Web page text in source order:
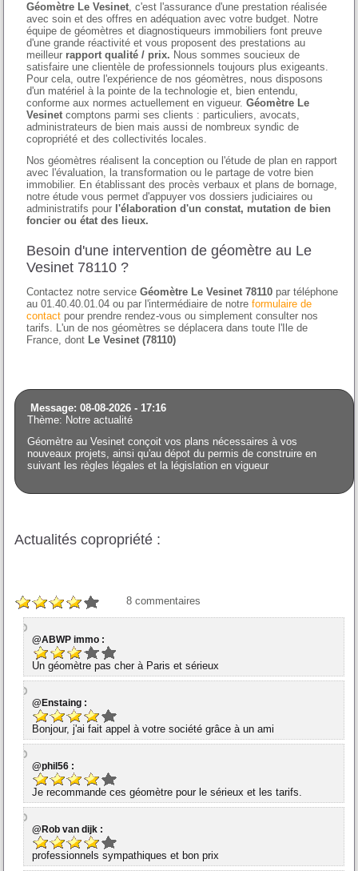
Géomètre Le Vesinet, c'est l'assurance d'une prestation réalisée
avec soin et des offres en adéquation avec votre budget. Notre
équipe de géomètres et diagnostiqueurs immobiliers font preuve
d'une grande réactivité et vous proposent des prestations au
meilleur rapport qualité / prix. Nous sommes soucieux de
satisfaire une clientèle de professionnels toujours plus exigeants.
Pour cela, outre l'expérience de nos géomètres, nous disposons
d'un matériel à la pointe de la technologie et, bien entendu,
conforme aux normes actuellement en vigueur.Géomètre Le
Vesinet comptons parmi ses clients : particuliers, avocats,
administrateurs de bien mais aussi de nombreux syndic de
copropriété et des collectivités locales.
Nos géomètres réalisent la conception ou l'étude de plan en rapport
avec l'évaluation, la transformation ou le partage de votre bien
immobilier. En établissant des procès verbaux et plans de bornage,
notre étude vous permet d'appuyer vos dossiers judiciaires ou
administratifs pour l'élaboration d'un constat, mutation de bien
foncier ou état des lieux.
Besoin d'une intervention de géomètre au Le
Vesinet 78110 ?
Contactez notre serviceGéomètre Le Vesinet 78110 par téléphone
au 01.40.40.01.04 ou par l'intermédiaire de notreformulaire de
contact pour prendre rendez-vous ou simplement consulter nos
tarifs. L'un de nos géomètres se déplacera dans toute l'Ile de
France, dont Le Vesinet (78110)
Message: 08-08-2026 - 17:16
Thème: Notre actualité
Géomètre au Vesinet conçoit vos plans nécessaires à vos
nouveaux projets, ainsi qu'au dépot du permis de construire en
suivant les règles légales et la législation en vigueur
Actualités copropriété :
8 commentaires
@ABWP immo :
Un géomètre pas cher à Paris et sérieux
@Enstaing :
Bonjour, j'ai fait appel à votre société grâce à un ami
@phil56 :
Je recommande ces géomètre pour le sérieux et les tarifs.
@Rob van dijk :
professionnels sympathiques et bon prix